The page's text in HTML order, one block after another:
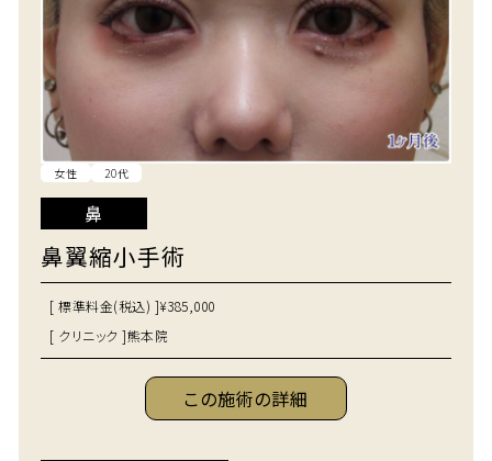
女性 20代
鼻
鼻翼縮小手術
[ 標準料金(税込) ]¥385,000
[ クリニック ]熊本院
この施術の詳細